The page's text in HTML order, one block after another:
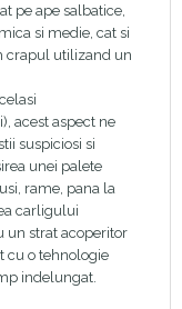
pe ape salbatice,
si medie, cat si
crapul utilizand un
acest aspect ne
suspiciosi si
unei palete
rame, pana la
carligului
un strat acoperitor
cu o tehnologie
indelungat.